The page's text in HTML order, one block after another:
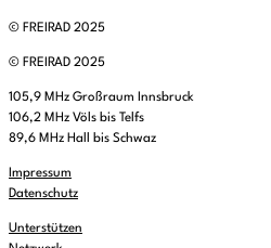
© FREIRAD 2025
© FREIRAD 2025
105,9 MHz Großraum Innsbruck
106,2 MHz Völs bis Telfs
89,6 MHz Hall bis Schwaz
Impressum
Datenschutz
Unterstützen